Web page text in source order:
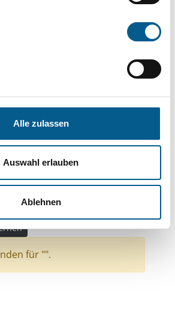
Alle zulassen
Auswahl erlauben
Ablehnen
Zwecke
und Forschung
Themen: Wohlfahrtswesen
& Kultur
& Umweltschutz
für "".